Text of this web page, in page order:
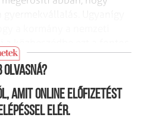
olvasná?
amit online előfizetést
elér.